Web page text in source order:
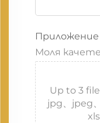
Приложение
Моля
Up to 3
jpg、jpeg